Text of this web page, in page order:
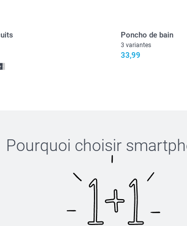
Poncho de bain
3 variantes
33,99
Pourquoi choisir